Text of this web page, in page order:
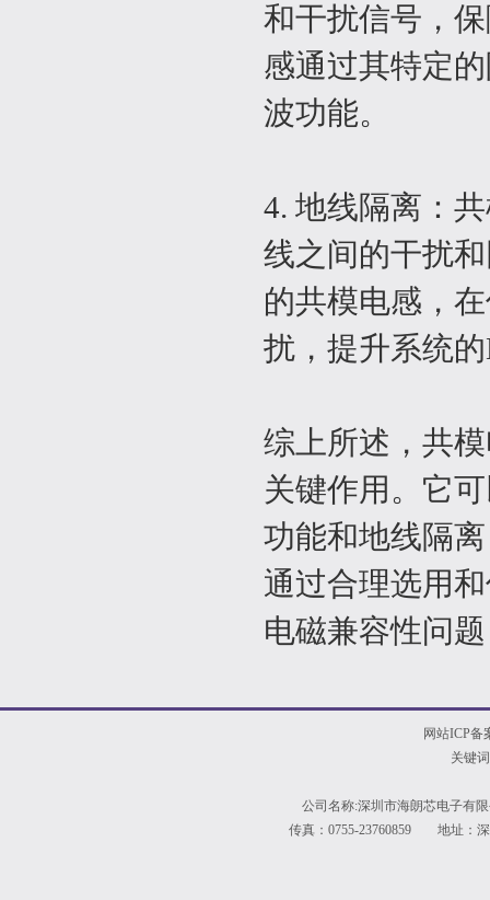
和干扰信号，
感通过其特定
波功能。
4. 地线隔离：
线之间的干扰
的共模电感，
扰，提升系统
综上所述，共
关键作用。它
功能和地线隔
通过合理选用
电磁兼容性问
网站ICP备
关键
公司名称:深圳市海朗芯电子
传真：0755-23760859 地址：深